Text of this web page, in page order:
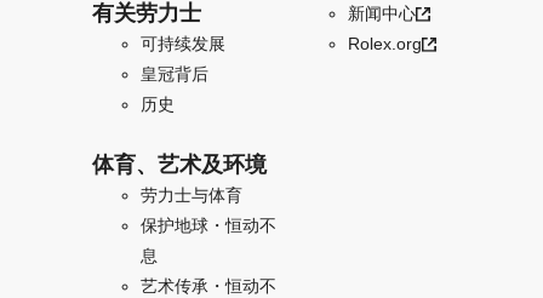
有关劳力士
可持续发展
皇冠背后
历史
体育、艺术及环境
劳力士与体育
保护地球・恒动不
息
艺术传承・恒动不
新闻中心
Rolex.org